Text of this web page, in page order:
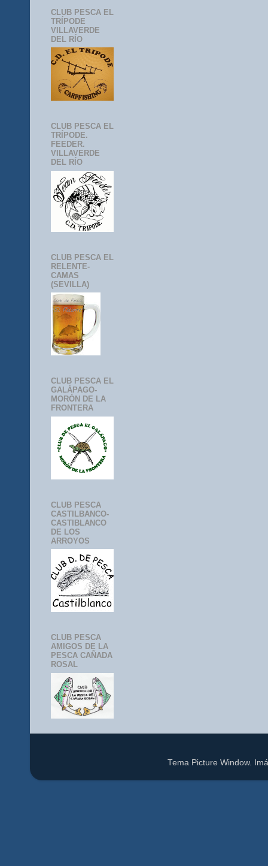
CLUB PESCA EL
TRÍPODE
VILLAVERDE
DEL RÍO
CLUB PESCA EL
TRÍPODE.
FEEDER.
VILLAVERDE
DEL RÍO
CLUB PESCA EL
RELENTE-
CAMAS
(SEVILLA)
CLUB PESCA EL
GALÁPAGO-
MORÓN DE LA
FRONTERA
CLUB PESCA
CASTILBANCO-
CASTIBLANCO
DE LOS
ARROYOS
CLUB PESCA
AMIGOS DE LA
PESCA CAÑADA
ROSAL
Tema Picture Window.